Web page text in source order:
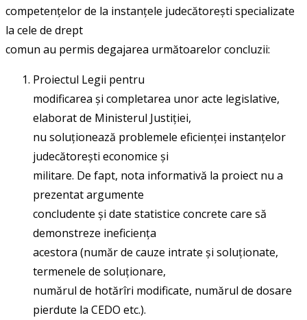
competențelor de la instanțele judecătorești specializate
la cele de drept
comun au permis degajarea următoarelor concluzii:
Proiectul Legii pentru
modificarea și completarea unor acte legislative,
elaborat de Ministerul Justiției,
nu soluționează problemele eficienței instanțelor
judecătorești economice și
militare. De fapt, nota informativă la proiect nu a
prezentat argumente
concludente și date statistice concrete care să
demonstreze ineficiența
acestora (număr de cauze intrate și soluționate,
termenele de soluționare,
numărul de hotărîri modificate, numărul de dosare
pierdute la CEDO etc.).